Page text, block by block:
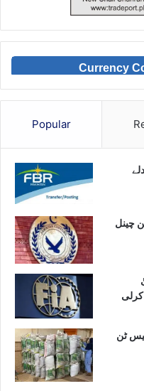
Currency
Popular
چینل
ٹن